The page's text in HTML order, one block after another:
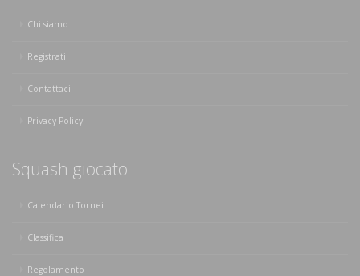
Chi siamo
Registrati
Contattaci
Privacy Policy
Squash giocato
Calendario Tornei
Classifica
Regolamento